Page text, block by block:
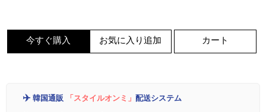
今すぐ購入 お気に入り追加 カート
✈️ 韓国通販 「スタイルオンミ」 配送システム